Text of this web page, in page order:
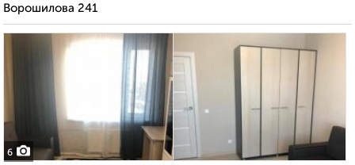
Ворошилова 241
6